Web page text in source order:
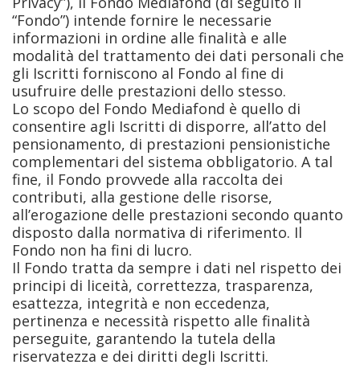
“Fondo”) intende fornire le necessarie
informazioni in ordine alle finalità e alle
modalità del trattamento dei dati personali che
gli Iscritti forniscono al Fondo al fine di
usufruire delle prestazioni dello stesso.
Lo scopo del Fondo Mediafond è quello di
consentire agli Iscritti di disporre, all’atto del
pensionamento, di prestazioni pensionistiche
complementari del sistema obbligatorio. A tal
fine, il Fondo provvede alla raccolta dei
contributi, alla gestione delle risorse,
all’erogazione delle prestazioni secondo quanto
disposto dalla normativa di riferimento. Il
Fondo non ha fini di lucro.
Il Fondo tratta da sempre i dati nel rispetto dei
principi di liceità, correttezza, trasparenza,
esattezza, integrità e non eccedenza,
pertinenza e necessità rispetto alle finalità
perseguite, garantendo la tutela della
riservatezza e dei diritti degli Iscritti.